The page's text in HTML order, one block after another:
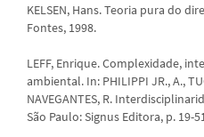
KELSEN, Hans. Teoria pura do
Fontes, 1998.
LEFF, Enrique. Complexidade,
ambiental. In: PHILIPPI JR., A.,
NAVEGANTES, R.
São Paulo: Signus Editora, p. 19-